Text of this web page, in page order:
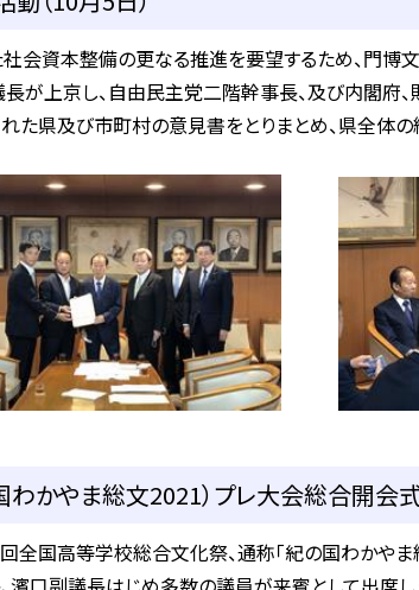
会資本整備の更なる推進を要望するため、門博
上京し、自由民主党二階幹事長、及び内閣府
た県及び市町村の意見書をとりまとめ、県全体
かやま総文2021）プレ大会総合開会式
国高等学校総合文化祭、通称「紀の国わかやま